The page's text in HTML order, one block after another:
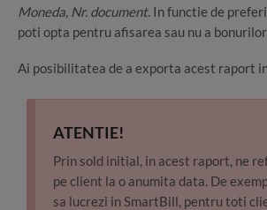
Moneda, Nr. document. In functie de
poti opta pentru afisarea sau nu a
Ai posibilitatea de a exporta acest raport
ATENTIE!
Prin sold initial, in acest raport, ne
pe client la o anumita data. De
sa lucrezi in SmartBill, pentru toti